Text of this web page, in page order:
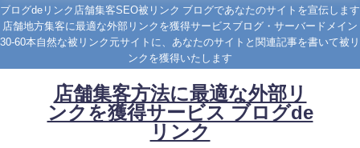
ブログdeリンク店舗集客SEO被リンク ブログであなたのサイトを宣伝します
店舗地方集客に最適な外部リンクを獲得サービスブログ・サーバードメイン
30-60本自然な被リンク元サイトに、あなたのサイトと関連記事を書いて被リ
ンクを獲得いたします
店舗集客方法に最適な外部リ
ンクを獲得サービス ブログde
リンク